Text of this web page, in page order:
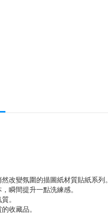
改變氛圍的描圖紙材質貼紙系列。
瞬間提升一點洗練感。
。
收藏品。